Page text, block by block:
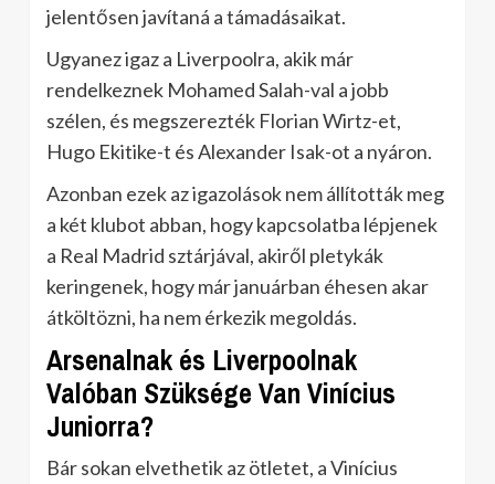
jelentősen javítaná a támadásaikat.
Ugyanez igaz a Liverpoolra, akik már
rendelkeznek Mohamed Salah-val a jobb
szélen, és megszerezték Florian Wirtz-et,
Hugo Ekitike-t és Alexander Isak-ot a nyáron.
Azonban ezek az igazolások nem állították meg
a két klubot abban, hogy kapcsolatba lépjenek
a Real Madrid sztárjával, akiről pletykák
keringenek, hogy már januárban éhesen akar
átköltözni, ha nem érkezik megoldás.
Arsenalnak és Liverpoolnak
Valóban Szüksége Van Vinícius
Juniorra?
Bár sokan elvethetik az ötletet, a Vinícius